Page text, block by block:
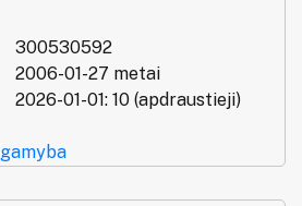
300530592
2006-01-27 metai
2026-01-01: 10 (apdraustieji)